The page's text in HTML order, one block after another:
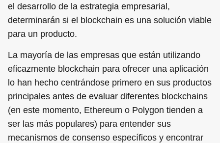
el desarrollo de la estrategia empresarial,
determinarán si el blockchain es una solución viable
para un producto.
La mayoría de las empresas que están utilizando
eficazmente blockchain para ofrecer una aplicación
lo han hecho centrándose primero en sus productos
principales antes de evaluar diferentes blockchains
(en este momento, Ethereum o Polygon tienden a
ser las más populares) para entender sus
mecanismos de consenso específicos y encontrar